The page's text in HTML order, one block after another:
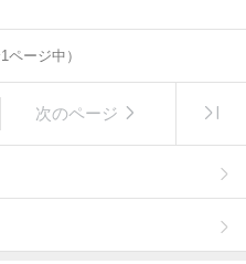
1ページ中）
次のページ